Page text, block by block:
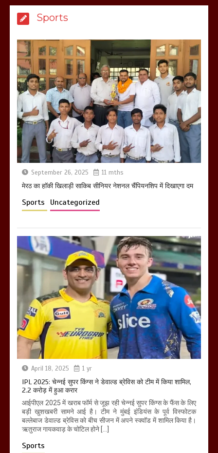
March 6, 2025
होलिका रखने पर लात मार कर होलिका को किया
तहस नहस,मोहल्ले वालों के साथ की गई गाली
गलोच ,कहा अगर रखी गई होली तो होगा खून
खराबा,
March 11, 2025
Sports
September 26, 2025 11 mths
मेरठ का हाॅकी खिलाड़ी साकिब सीनियर नेशनल चैंपियनशिप में दिखाएगा दम
Sports Uncategorized
April 18, 2025 1 yr
IPL 2025: चेन्नई सुपर किंग्स ने डेवाल्ड ब्रेविस को टीम में किया शामिल,
2.2 करोड़ में हुआ करार
आईपीएल 2025 में खराब फॉर्म से जूझ रही चेन्नई सुपर किंग्स के फैंस के लिए
बड़ी खुशखबरी सामने आई है। टीम ने मुंबई इंडियंस के पूर्व विस्फोटक
बल्लेबाज डेवाल्ड ब्रेविस को बीच सीजन में अपने स्क्वॉड में शामिल किया है।
ऋतुराज गायकवाड़ के चोटिल होने […]
Sports